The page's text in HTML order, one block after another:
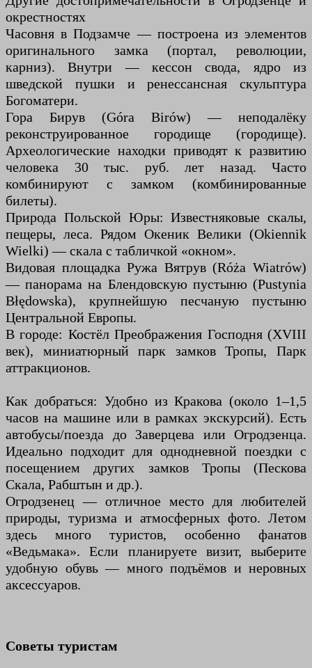
окрестностях
Часовня в Подзамче — построена из элементов
оригинального замка (портал, революции,
карниз). Внутри — кессон свода, ядро ​​из
шведской пушки и ренессансная скульптура
Богоматери.
Гора Бирув (Góra Birów) — неподалёку
реконструированное городище (городище).
Археологические находки приводят к развитию
человека 30 тыс. руб. лет назад. Часто
комбинируют с замком (комбинированные
билеты).
Природа Польской Юры: Известняковые скалы,
пещеры, леса. Рядом Океник Велики (Okiennik
Wielki) — скала с табличкой «окном».
Видовая площадка Ружа Вятрув (Róża Wiatrów)
— панорама на Блендовскую пустыню (Pustynia
Błędowska), крупнейшую песчаную пустыню
Центральной Европы.
В городе: Костёл Преображения Господня (XVIII
век), миниатюрный парк замков Тропы, Парк
аттракционов.
Как добраться: Удобно из Кракова (около 1–1,5
часов на машине или в рамках экскурсий). Есть
автобусы/поезда до Заверцева или Огродзенца.
Идеально подходит для однодневной поездки с
посещением других замков Тропы (Пескова
Скала, Рабштын и др.).
Огродзенец — отличное место для любителей
природы, туризма и атмосферных фото. Летом
здесь много туристов, особенно фанатов
«Ведьмака». Если планируете визит, выберите
удобную обувь — много подъёмов и неровных
аксессуаров.
Советы туристам